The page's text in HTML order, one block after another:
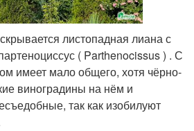
листопадная лиана с
( Parthenocissus ) . С
имеет мало общего, хотя чёрно-
виноградины на нём и
так как изобилуют